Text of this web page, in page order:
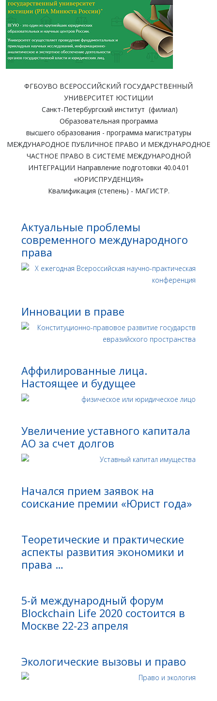
ФГБОУВО ВСЕРОССИЙСКИЙ ГОСУДАРСТВЕННЫЙ
УНИВЕРСИТЕТ ЮСТИЦИИ
Санкт-Петербургский институт (филиал)
Образовательная программа
высшего образования - программа магистратуры
МЕЖДУНАРОДНОЕ ПУБЛИЧНОЕ ПРАВО И МЕЖДУНАРОДНОЕ
ЧАСТНОЕ ПРАВО В СИСТЕМЕ МЕЖДУНАРОДНОЙ
ИНТЕГРАЦИИ Направление подготовки 40.04.01
«ЮРИСПРУДЕНЦИЯ»
Квалификация (степень) - МАГИСТР.
Актуальные проблемы
современного международного
права
Инновации в праве
Аффилированные лица.
Настоящее и будущее
Увеличение уставного капитала
АО за счет долгов
Начался прием заявок на
соискание премии «Юрист года»
Теоретические и практические
аспекты развития экономики и
права …
5-й международный форум
Blockchain Life 2020 состоится в
Москве 22-23 апреля
Экологические вызовы и право